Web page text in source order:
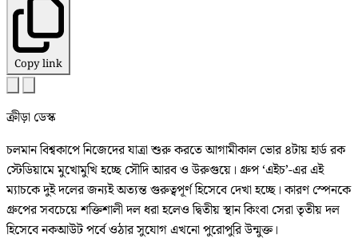
Copy link
ক্রীড়া ডেস্ক
চলমান বিশ্বকাপে নিজেদের যাত্রা শুরু করতে আগামীকাল ভোর ৪টায় হার্ড রক
স্টেডিয়ামে মুখোমুখি হচ্ছে সৌদি আরব ও উরুগুয়ে। গ্রুপ ‘এইচ’-এর এই
ম্যাচকে দুই দলের জন্যই অত্যন্ত গুরুত্বপূর্ণ হিসেবে দেখা হচ্ছে। কারণ স্পেনকে
গ্রুপের সবচেয়ে শক্তিশালী দল ধরা হলেও দ্বিতীয় স্থান কিংবা সেরা তৃতীয় দল
হিসেবে নকআউট পর্বে ওঠার সুযোগ এখনো পুরোপুরি উন্মুক্ত।